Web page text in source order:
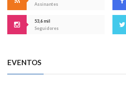
Assinantes
53,6 mil
Seguidores
EVENTOS